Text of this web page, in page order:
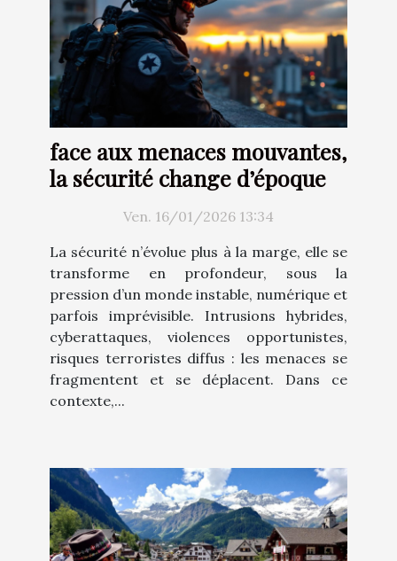
face aux menaces mouvantes,
la sécurité change d’époque
Ven. 16/01/2026 13:34
La sécurité n’évolue plus à la marge, elle se
transforme en profondeur, sous la
pression d’un monde instable, numérique et
parfois imprévisible. Intrusions hybrides,
cyberattaques, violences opportunistes,
risques terroristes diffus : les menaces se
fragmentent et se déplacent. Dans ce
contexte,...